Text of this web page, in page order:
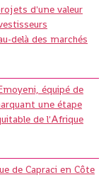
d'une valeur
delà des marchés
équipé de
une étape
de l'Afrique
de Capraci en Côte